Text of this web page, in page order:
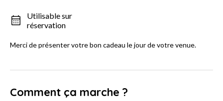
Utilisable sur
réservation
Merci de présenter votre bon cadeau le jour de votre venue.
Comment ça marche ?